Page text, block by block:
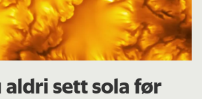
aldri sett sola før